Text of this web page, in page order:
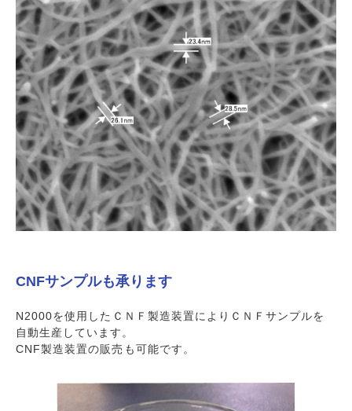
CNFサンプルも承ります
N2000を使用したＣＮＦ製造装置によりＣＮＦサンプルを
自動生産しています。
CNF製造装置の販売も可能です。